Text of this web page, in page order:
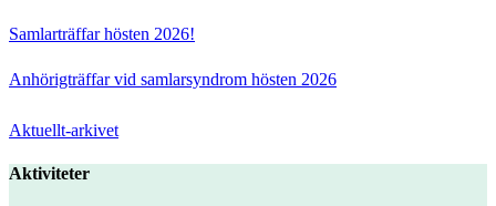
Samlarträffar hösten 2026!
Anhörigträffar vid samlarsyndrom hösten 2026
Aktuellt-arkivet
Aktiviteter